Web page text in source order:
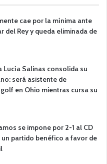
cae por la mínima ante
del Rey y queda eliminada de
Lucía Salinas consolida su
será asistente de
en Ohio mientras cursa su
se impone por 2-1 al CD
un partido benéfico a favor de